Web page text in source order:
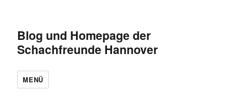
Blog und Homepage der
Schachfreunde Hannover
MENÜ